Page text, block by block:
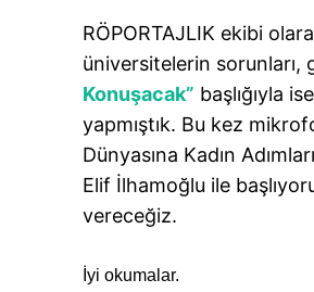
RÖPORTAJLIK ekibi
üniversitelerin sorunları,
Konuşacak” başlığıyla
yapmıştık. Bu kez
Dünyasına Kadın
Elif İlhamoğlu ile
vereceğiz.
İyi okumalar.